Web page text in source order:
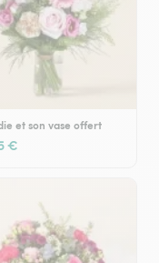
et son vase offert
€